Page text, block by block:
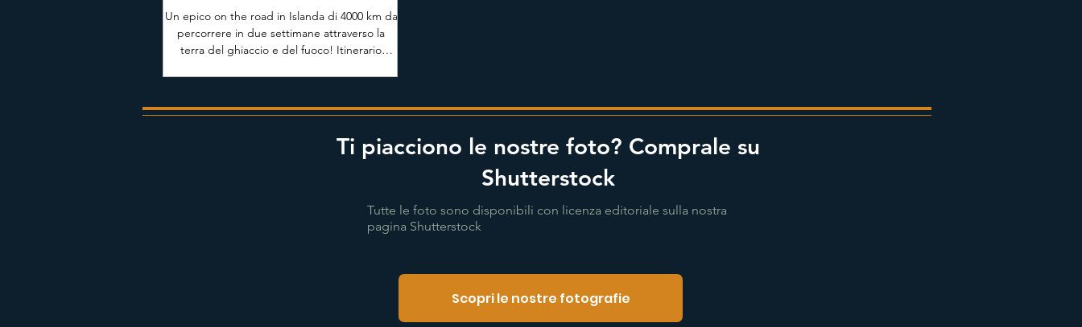
Un epico on the road in Islanda di 4000 km da
percorrere in due settimane attraverso la
terra del ghiaccio e del fuoco! Itinerario
esperienza diretta alla scoperta dei paesaggi
gemme nascoste spesso tralasciate dai tourTi piacciono le nostre foto? Comprale su
Shutterstock
Tutte le foto sono disponibili con licenza editoriale sulla nostra
pagina Shutterstock
Scopri le nostre fotografie